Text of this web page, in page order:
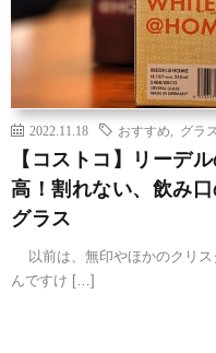
2022.11.18 おすすめ グラス
【コストコ】リーデ
高！割れない、飲み
グラス
以前は、無印やほかのクリス
んですけ […]